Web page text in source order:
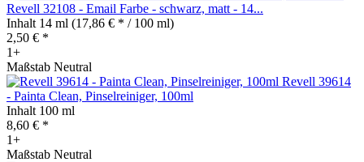
Revell 32108 - Email Farbe - schwarz, matt - 14...
Inhalt 14 ml (17,86 € * / 100 ml)
2,50 € *
1+
Maßstab Neutral
Revell 39614
- Painta Clean, Pinselreiniger, 100ml
Inhalt 100 ml
8,60 € *
1+
Maßstab Neutral